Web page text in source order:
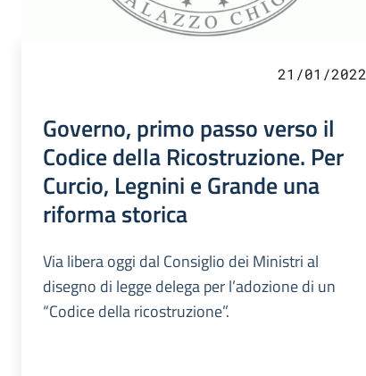
21/01/2022
Governo, primo passo verso il
Codice della Ricostruzione. Per
Curcio, Legnini e Grande una
riforma storica
Via libera oggi dal Consiglio dei Ministri al
disegno di legge delega per l’adozione di un
“Codice della ricostruzione”.